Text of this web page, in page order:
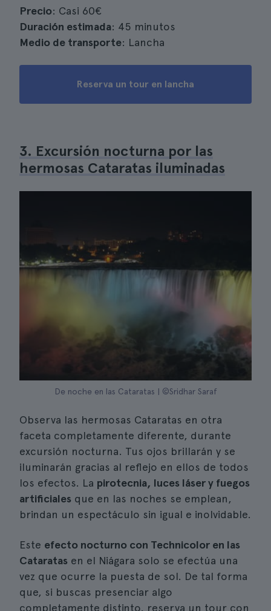
Precio: Casi 60€
Duración estimada: 45 minutos
Medio de transporte: Lancha
Reserva un tour en lancha
3. Excursión nocturna por las
hermosas Cataratas iluminadas
De noche en las Cataratas | ©Sridhar Saraf
Observa las hermosas Cataratas en otra
faceta completamente diferente, durante
excursión nocturna. Tus ojos brillarán y se
iluminarán gracias al reflejo en ellos de todos
los efectos. La pirotecnia, luces láser y fuegos
artificiales que en las noches se emplean,
brindan un espectáculo sin igual e inolvidable.
Este efecto nocturno con Technicolor en las
Cataratas en el Niágara solo se efectúa una
vez que ocurre la puesta de sol. De tal forma
que, si buscas presenciar algo
completamente distinto, reserva un tour con